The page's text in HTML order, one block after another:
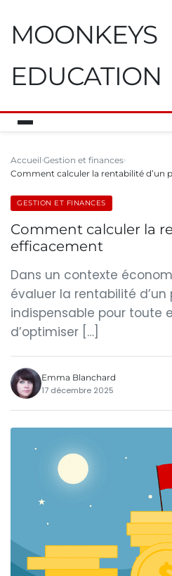
MOONKEYS
EDUCATION
Accueil Gestion et finances
Comment calculer la rentabilité d’un
GESTION ET FINANCES
Comment calculer la
efficacement
Dans un contexte
évaluer la rentabilité
indispensable pour toute
d’optimiser […]
Emma Blanchard
17 décembre 2025